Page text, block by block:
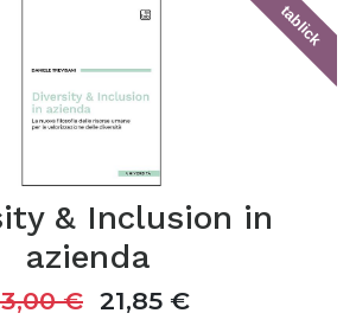
tablick
& Inclusion in
azienda
€ 21,85 €